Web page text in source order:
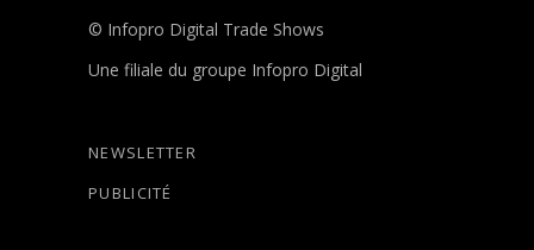
© Infopro Digital Trade Shows
Une filiale du groupe Infopro Digital
NEWSLETTER
PUBLICITÉ